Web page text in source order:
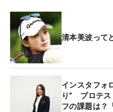
清本美波って
インスタフォ
り” プロテス
フの課題は？